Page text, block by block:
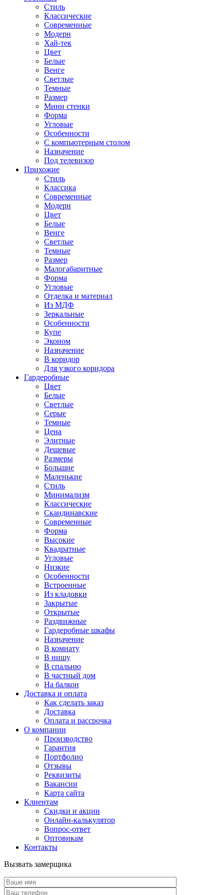
Стиль
Классические
Современные
Модерн
Хай-тек
Цвет
Белые
Венге
Светлые
Темные
Размер
Мини стенки
Форма
Угловые
Особенности
С компьютерным столом
Назначение
Под телевизор
Прихожие
Стиль
Классика
Современные
Модерн
Цвет
Белые
Венге
Светлые
Темные
Размер
Малогабаритные
Форма
Угловые
Отделка и материал
Из МДФ
Зеркальные
Особенности
Купе
Эконом
Назначение
В коридор
Для узкого коридора
Гардеробные
Цвет
Белые
Светлые
Серые
Темные
Цена
Элитные
Дешевые
Размеры
Большие
Маленькие
Стиль
Минимализм
Классические
Скандинавские
Современные
Форма
Высокие
Квадратные
Угловые
Низкие
Особенности
Встроенные
Из кладовки
Закрытые
Открытые
Раздвижные
Гардеробные шкафы
Назначение
В комнату
В нишу
В спальню
В частный дом
На балкон
Доставка и оплата
Как сделать заказ
Доставка
Оплата и рассрочка
О компании
Производство
Гарантия
Портфолио
Отзывы
Реквизиты
Вакансии
Карта сайта
Клиентам
Скидки и акции
Онлайн-калькулятор
Вопрос-ответ
Оптовикам
Контакты
Вызвать замерщика